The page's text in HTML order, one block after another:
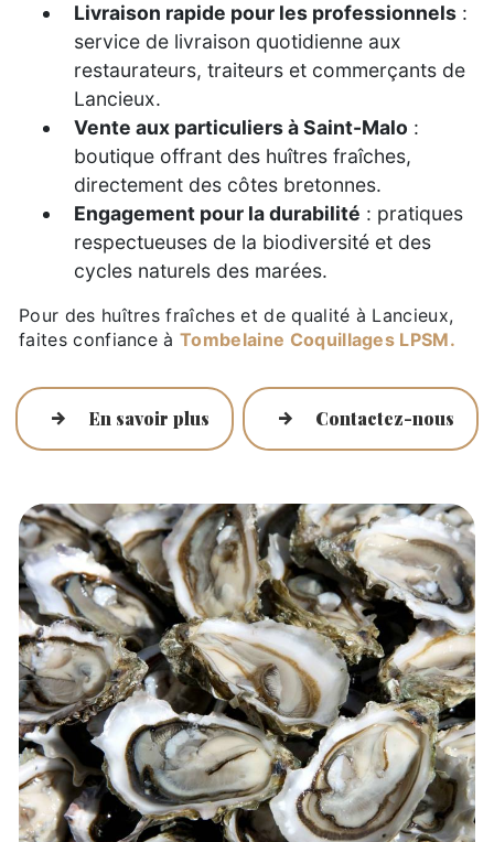
Livraison rapide pour les professionnels :
service de livraison quotidienne aux
restaurateurs, traiteurs et commerçants de
Lancieux.
Vente aux particuliers à Saint-Malo :
boutique offrant des huîtres fraîches,
directement des côtes bretonnes.
Engagement pour la durabilité : pratiques
respectueuses de la biodiversité et des
cycles naturels des marées.
Pour des huîtres fraîches et de qualité à Lancieux,
faites confiance àTombelaine Coquillages LPSM.
En savoir plus Contactez-nous